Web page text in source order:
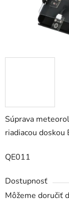
Súprava
riadiacou doskou
QE011
Dostupnosť
Môžeme doručiť